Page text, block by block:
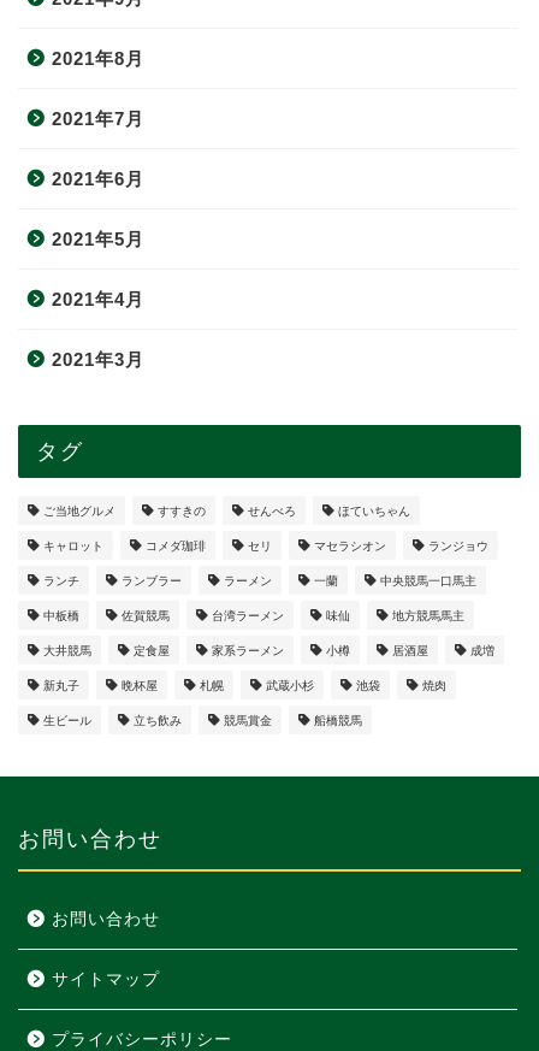
2021年8月
2021年7月
2021年6月
2021年5月
2021年4月
2021年3月
タグ
ご当地グルメ すすきの せんべろ ほていちゃん
キャロット コメダ珈琲 セリ マセラシオン ランジョウ
ランチ ランブラー ラーメン 一蘭 中央競馬一口馬主
中板橋 佐賀競馬 台湾ラーメン 味仙 地方競馬馬主
大井競馬 定食屋 家系ラーメン 小樽 居酒屋 成増
新丸子 晩杯屋 札幌 武蔵小杉 池袋 焼肉
生ビール 立ち飲み 競馬賞金 船橋競馬
お問い合わせ
お問い合わせ
サイトマップ
プライバシーポリシー